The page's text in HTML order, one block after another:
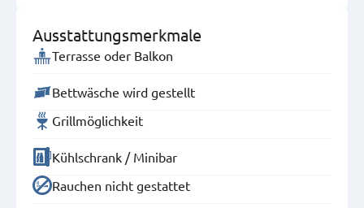
Ausstattungsmerkmale
Terrasse oder Balkon
Bettwäsche wird gestellt
Grillmöglichkeit
Kühlschrank / Minibar
Rauchen nicht gestattet